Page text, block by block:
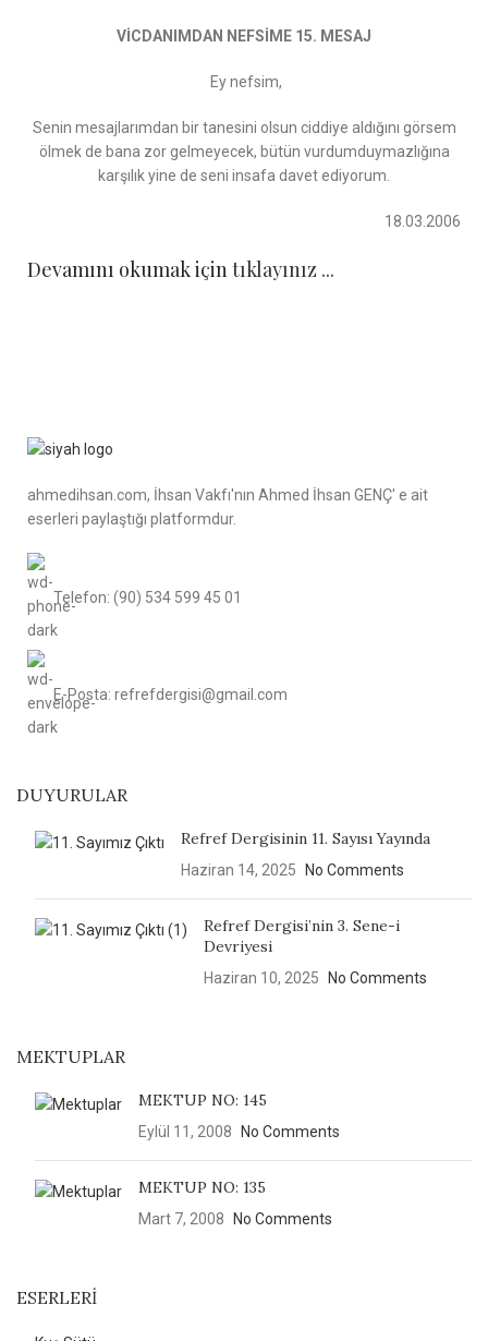
VİCDANIMDAN NEFSİME 15. MESAJ
Ey nefsim,
Senin mesajlarımdan bir tanesini olsun ciddiye aldığını görsem
ölmek de bana zor gelmeyecek, bütün vurdumduymazlığına
karşılık yine de seni insafa davet ediyorum.
18.03.2006
Devamını okumak içintıklayınız ...
ahmedihsan.com, İhsan Vakfı'nın Ahmed İhsan GENÇ' e ait
eserleri paylaştığı platformdur.
Telefon: (90) 534 599 45 01
E-Posta: refrefdergisi@gmail.com
DUYURULAR
Refref Dergisinin 11. Sayısı Yayında
Haziran 14, 2025 No Comments
Refref Dergisi’nin 3. Sene-i
Devriyesi
Haziran 10, 2025 No Comments
MEKTUPLAR
MEKTUP NO: 145
Eylül 11, 2008 No Comments
MEKTUP NO: 135
Mart 7, 2008 No Comments
ESERLERI